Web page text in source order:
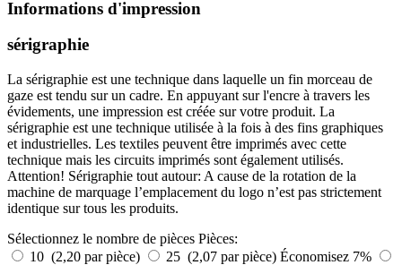
Informations d'impression
sérigraphie
La sérigraphie est une technique dans laquelle un fin morceau de
gaze est tendu sur un cadre. En appuyant sur l'encre à travers les
évidements, une impression est créée sur votre produit. La
sérigraphie est une technique utilisée à la fois à des fins graphiques
et industrielles. Les textiles peuvent être imprimés avec cette
technique mais les circuits imprimés sont également utilisés.
Attention! Sérigraphie tout autour: A cause de la rotation de la
machine de marquage l’emplacement du logo n’est pas strictement
identique sur tous les produits.
Sélectionnez le nombre de pièces Pièces:
10 (2,20 par pièce)
25 (2,07 par pièce) Économisez 7%